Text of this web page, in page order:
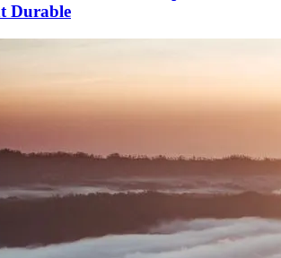
Durable